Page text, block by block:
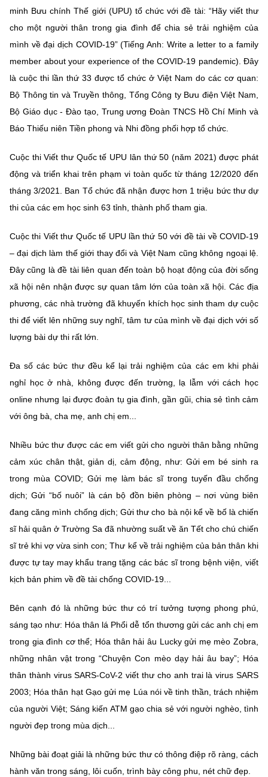
minh Bưu chính Thế giới (UPU) tổ chức với đề tài: “Hãy viết thư
cho một người thân trong gia đình để chia sẻ trải nghiệm của
mình về đại dịch COVID-19” (Tiếng Anh: Write a letter to a family
member about your experience of the COVID-19 pandemic). Đây
là cuộc thi lần thứ 33 được tổ chức ở Việt Nam do các cơ quan:
Bộ Thông tin và Truyền thông, Tổng Công ty Bưu điện Việt Nam,
Bộ Giáo dục - Đào tạo, Trung ương Đoàn TNCS Hồ Chí Minh và
Báo Thiếu niên Tiền phong và Nhi đồng phối hợp tổ chức.
Cuộc thi Viết thư Quốc tế UPU lân thứ 50 (năm 2021) được phát
động và triển khai trên phạm vi toàn quốc từ tháng 12/2020 đến
tháng 3/2021. Ban Tổ chức đã nhận được hơn 1 triệu bức thư dự
thi của các em học sinh 63 tỉnh, thành phố tham gia.
Cuộc thi Viết thư Quốc tế UPU lần thứ 50 với đề tài về COVID-19
– đại dịch làm thế giới thay đổi và Việt Nam cũng không ngoại lệ.
Đây cũng là đề tài liên quan đến toàn bộ hoạt động của đời sống
xã hội nên nhận được sự quan tâm lớn của toàn xã hội. Các địa
phương, các nhà trường đã khuyến khích học sinh tham dự cuộc
thi để viết lên những suy nghĩ, tâm tư của mình về đại dịch với số
lượng bài dự thi rất lớn.
Đa số các bức thư đều kể lại trải nghiệm của các em khi phải
nghỉ học ở nhà, không được đến trường, lạ lẫm với cách học
online nhưng lại được đoàn tụ gia đình, gần gũi, chia sẻ tình cảm
với ông bà, cha mẹ, anh chị em...
Nhiều bức thư được các em viết gửi cho người thân bằng những
cảm xúc chân thật, giản dị, cảm động, như: Gửi em bé sinh ra
trong mùa COVID; Gửi mẹ làm bác sĩ trong tuyến đầu chống
dịch; Gửi “bố nuôi” là cán bộ đồn biên phòng – nơi vùng biên
đang căng mình chống dịch; Gửi thư cho bà nội kể về bố là chiến
sĩ hải quân ở Trường Sa đã nhường suất về ăn Tết cho chú chiến
sĩ trẻ khi vợ vừa sinh con; Thư kể về trải nghiệm của bản thân khi
được tự tay may khẩu trang tặng các bác sĩ trong bệnh viện, viết
kịch bản phim về đề tài chống COVID-19...
Bên cạnh đó là những bức thư có trí tưởng tượng phong phú,
sáng tạo như: Hóa thân lá Phổi dễ tổn thương gửi các anh chị em
trong gia đình cơ thể; Hóa thân hải âu Lucky gửi mẹ mèo Zobra,
những nhân vật trong “Chuyện Con mèo dạy hải âu bay”; Hóa
thân thành virus SARS-CoV-2 viết thư cho anh trai là virus SARS
2003; Hóa thân hạt Gạo gửi mẹ Lúa nói về tinh thần, trách nhiệm
của người Việt; Sáng kiến ATM gạo chia sẻ với người nghèo, tình
người đẹp trong mùa dịch...
Những bài đoạt giải là những bức thư có thông điệp rõ ràng, cách
hành văn trong sáng, lôi cuốn, trình bày công phu, nét chữ đẹp.